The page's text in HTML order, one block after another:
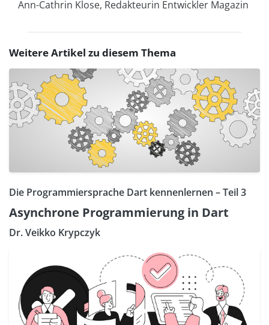
Ann-Cathrin Klose, Redakteurin Entwickler Magazin
Weitere Artikel zu diesem Thema
Die Programmiersprache Dart kennenlernen – Teil 3
Asynchrone Programmierung in Dart
Dr. Veikko Krypczyk